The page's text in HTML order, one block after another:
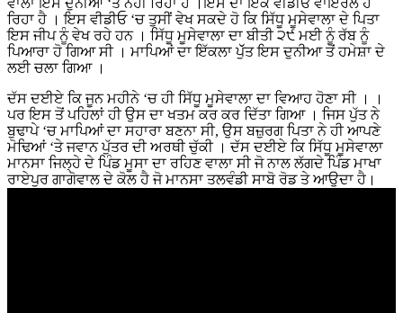
ਰਿਹਾ ਹੈ । ਇਸ ਵੀਡੀਓ ‘ਚ ਤੁਸੀਂ ਵੇਖ ਸਕਦੇ ਹੋ ਕਿ ਸਿੱਧੂ ਮੂਸੇਵਾਲਾ ਦੇ ਪਿਤਾ
ਇਸ ਜੀਪ ਨੂੰ ਵੇਖ ਰਹੇ ਹਨ । ਸਿੱਧੂ ਮੂਸੇਵਾਲਾ ਦਾ ਬੀਤੀ ੨੯ ਮਈ ਨੂੰ ਰੱਬ ਨੂੰ
ਪਿਆਰਾ ਹੋ ਗਿਆ ਸੀ । ਮਾਪਿਆਂ ਦਾ ਇੱਕਲਾ ਪੁੱੱਤ ਇਸ ਦੁਨੀਆ ਤੋਂ ਹਮੇਸ਼ਾ ਦੇ
ਲਈ ਚਲਾ ਗਿਆ ।
ਦੱਸ ਦਈਏ ਕਿ ਜੂਨ ਮਹੀਨੇ ‘ਚ ਹੀ ਸਿੱਧੂ ਮੂਸੇਵਾਲਾ ਦਾ ਵਿਆਹ ਹੋਣਾ ਸੀ । ।
ਪਰ ਇਸ ਤੋਂ ਪਹਿਲਾਂ ਹੀ ਉਸ ਦਾ ਖਤਮ ਕਰ ਕਰ ਦਿੱਤਾ ਗਿਆ । ਜਿਸ ਪੁੱਤ ਨੇ
ਬੁਢਾਪੇ ‘ਚ ਮਾਪਿਆਂ ਦਾ ਸਹਾਰਾ ਬਣਨਾ ਸੀ, ਉਸ ਬਜ਼ੁਰਗ ਪਿਤਾ ਨੇ ਹੀ ਆਪਣੇ
ਮੋਢਿਆਂ ‘ਤੇ ਜਵਾਨ ਪੁੱਤਰ ਦੀ ਅਰਥੀ ਚੁੱਕੀ । ਦੱਸ ਦਈਏ ਕਿ ਸਿੱਧੂ ਮੂਸੇਵਾਲਾ
ਮਾਨਸਾ ਜਿਲ੍ਹੇ ਦੇ ਪਿੰਡ ਮੂਸਾ ਦਾ ਰਹਿਣ ਵਾਲਾ ਸੀ ਜੋ ਨਾਲ ਲੱਗਦੇ ਪਿੰਡ ਮਾਖਾ
ਰਾਏਪੁਰ ਗਾਗੋਵਾਲ ਦੇ ਕੋਲ ਹੈ ਜੋ ਮਾਨਸਾ ਤਲਵੰਡੀ ਸਾਬੋ ਰੋਡ ਤੇ ਆਉਦਾ ਹੈ।